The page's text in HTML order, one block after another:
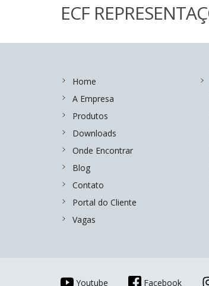
ECF
Home
A Empresa
Produtos
Downloads
Onde Encontrar
Blog
Contato
Portal do Cliente
Vagas
Youtube Facebook